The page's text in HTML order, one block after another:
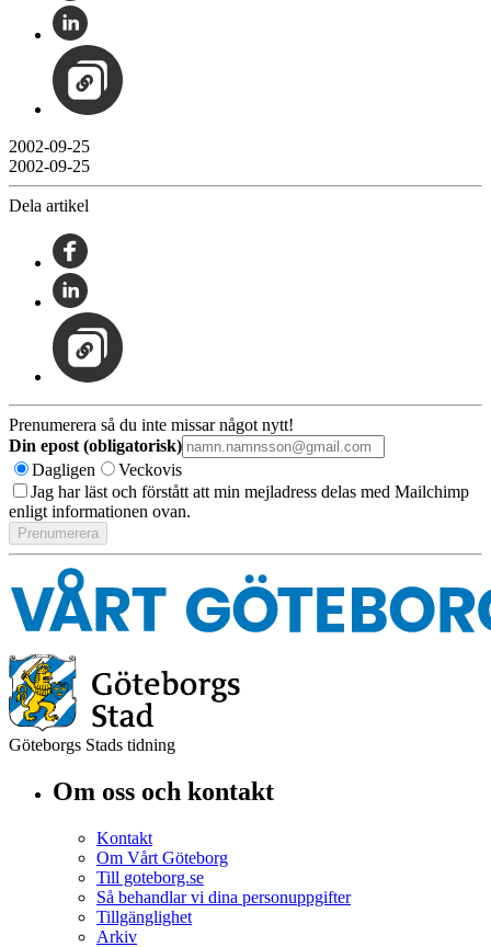
2002-09-25
2002-09-25
Dela artikel
Prenumerera så du inte missar något nytt!
Din epost (obligatorisk)
Dagligen
Veckovis
Jag har läst och förstått att min mejladress delas med Mailchimp
enligt informationen ovan.
Göteborgs Stads tidning
Om oss och kontakt
Kontakt
Om Vårt Göteborg
Till goteborg.se
Så behandlar vi dina personuppgifter
Tillgänglighet
Arkiv